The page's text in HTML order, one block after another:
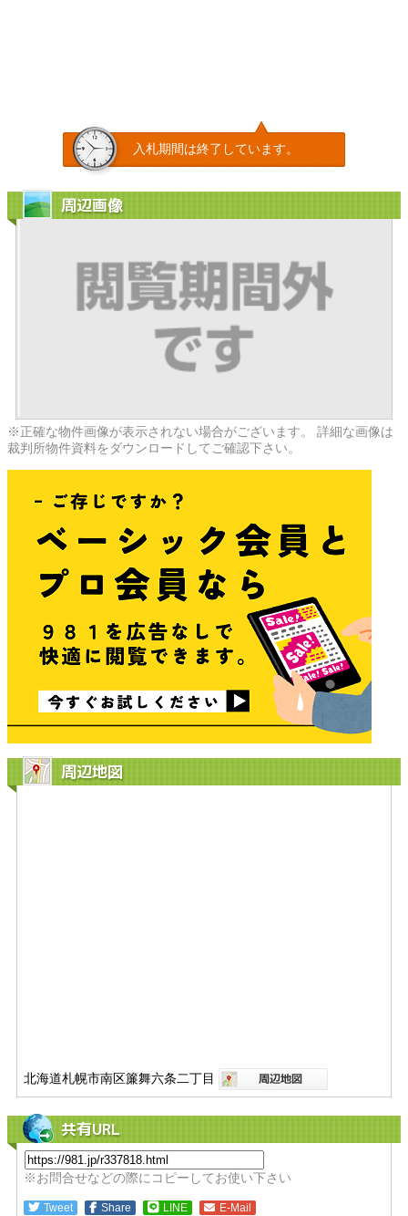
入札期間は終了しています。
周辺画像
※正確な物件画像が表示されない場合がございます。 詳細な画像は
裁判所物件資料をダウンロードしてご確認下さい。
周辺地図
北海道札幌市南区簾舞六条二丁目
共有URL
※お問合せなどの際にコピーしてお使い下さい
Tweet Share LINE E-Mail